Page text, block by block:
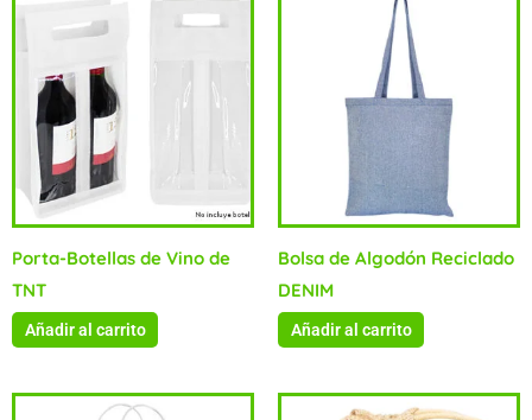
Porta-Botellas de Vino de
TNT
Añadir al carrito
Bolsa de Algodón Reciclado
DENIM
Añadir al carrito